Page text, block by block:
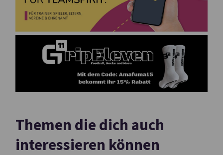
Themen die dich auch
interessieren können